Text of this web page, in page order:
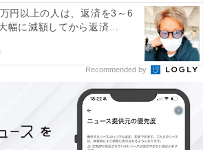
円以上の人は、返済を3～6
幅に減額してから返済...
Recommended by